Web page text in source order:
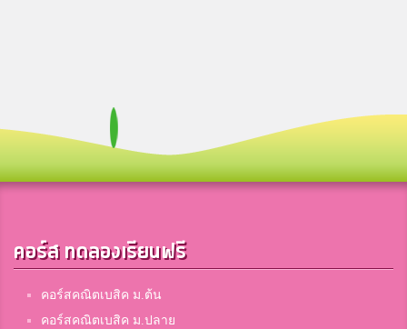
คอร์ส ทดลองเรียนฟรี
คอร์สคณิตเบสิค ม.ต้น
คอร์สคณิตเบสิค ม.ปลาย